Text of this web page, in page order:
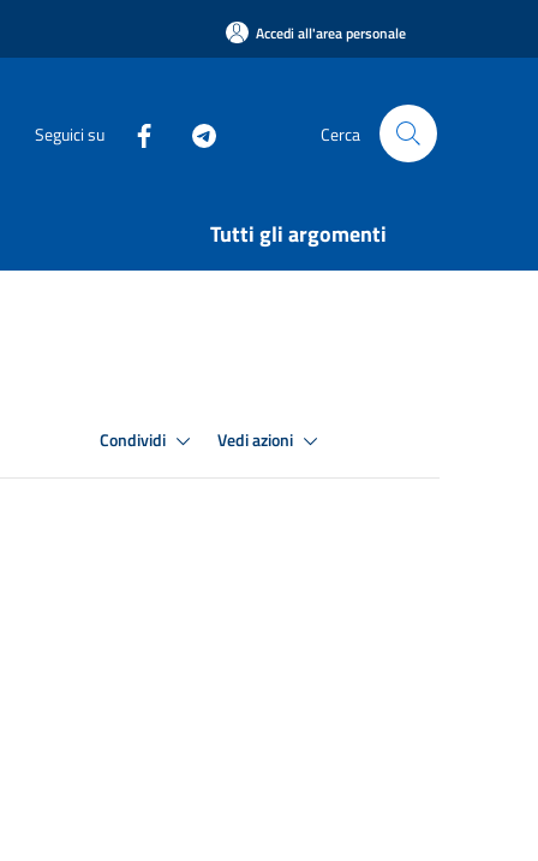
Accedi all'area personale
Seguici su Cerca
Tutti gli argomenti
Condividi Vedi azioni